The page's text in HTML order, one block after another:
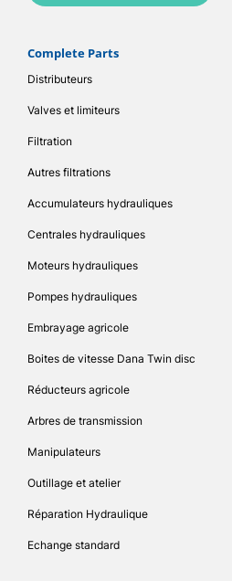
Complete Parts
Distributeurs
Valves et limiteurs
Filtration
Autres filtrations
Accumulateurs hydrauliques
Centrales hydrauliques
Moteurs hydrauliques
Pompes hydrauliques
Embrayage agricole
Boites de vitesse Dana Twin disc
Réducteurs agricole
Arbres de transmission
Manipulateurs
Outillage et atelier
Réparation Hydraulique
Echange standard